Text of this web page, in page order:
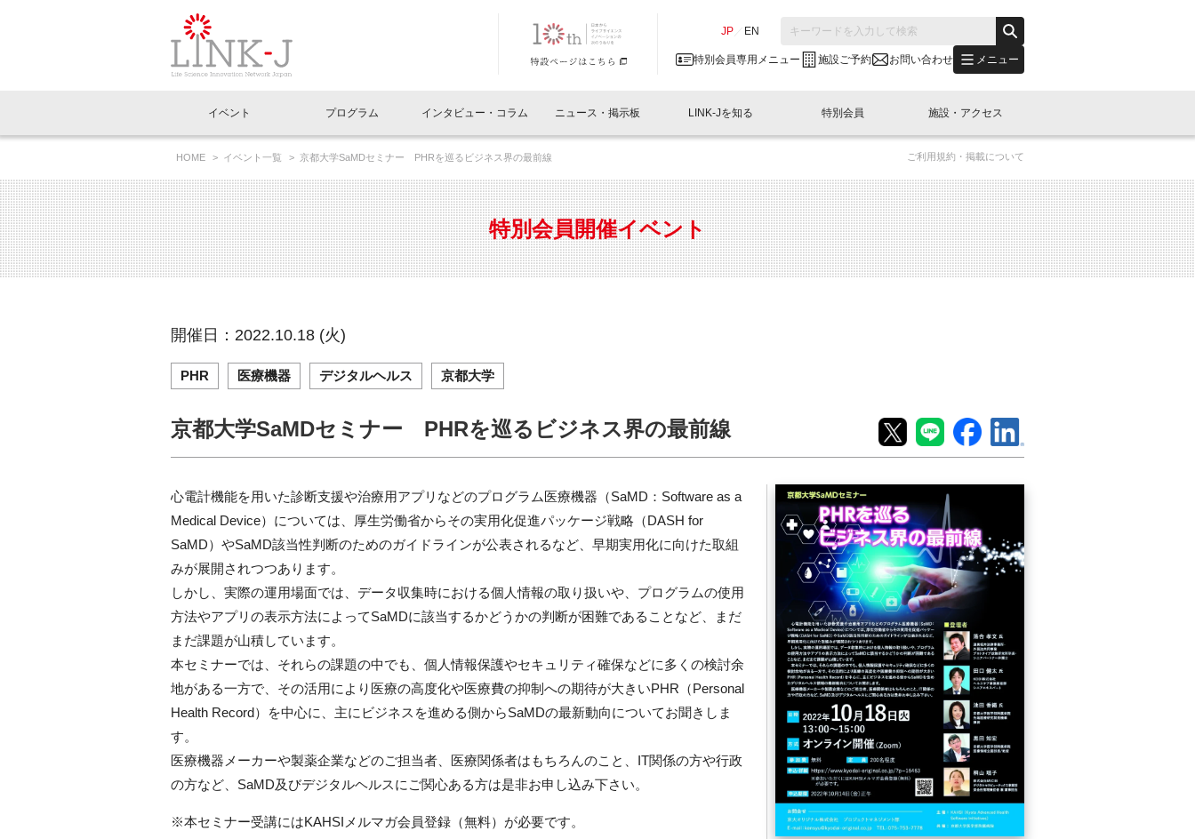
JP EN
特別会員専用メニュー 施設ご予約 お問い合わせ メニュー
イベントお知らせメール登録
閉じる
イベント
イベント一覧
LINK-J主催・共催 特別会員開催
LINK-J協賛・協力 出展・参加
イベントレポート一覧
LINK-J主催・共催 特別会員開催
LINK-J協賛・協力 出展・参加
プログラム
Out of Box相談室 What's "UNIKORN"？ What's "LINK-BioBAY TOKYO"？
インタビュー・コラム
インタビュー・コラム一覧
スペシャルインタビュー ベンチャーインタビュー 会報誌 (News Letter)
連載コラム サポーターコラム 日本橋コラム
ニュース・掲示板
ニュース一覧
トピック プレスリリース
メディア情報 海外関連
協賛・協力
人と情報の交流掲示板一覧
会員プレスリリース ニュース・事業紹介
募集 イベント
LINK-Jを知る
理事長挨拶 Why in Nihonbashi What’s LINK-J WEST
国内外連携 サポーター紹介 事業内容
組織概要 パンフレット GTB日本橋エリアについて
特別会員
特別会員一覧 特別会員について 入会申し込み
専用メニューはこちら
施設・アクセス
ラウンジ・会議室 オフィス・ラボ 施設ご予約
アクセス
HOME イベント一覧 京都大学SaMDセミナー PHRを巡るビジネス界の最前線 ご利用規約・掲載について
特別会員開催イベント
開催日：2022.10.18 (火)
PHR 医療機器 デジタルヘルス 京都大学
京都大学SaMDセミナー PHRを巡るビジネス界の最前線
心電計機能を用いた診断支援や治療用アプリなどのプログラム医療機器（SaMD：Software as a
Medical Device）については、厚生労働省からその実用化促進パッケージ戦略（DASH for
SaMD）やSaMD該当性判断のためのガイドラインが公表されるなど、早期実用化に向けた取組
みが展開されつつあります。
しかし、実際の運用場面では、データ収集時における個人情報の取り扱いや、プログラムの使用
方法やアプリの表示方法によってSaMDに該当するかどうかの判断が困難であることなど、まだ
まだ課題が山積しています。
本セミナーでは、それらの課題の中でも、個人情報保護やセキュリティ確保などに多くの検討余
地がある一方で、その活用により医療の高度化や医療費の抑制への期待が大きいPHR（Personal
Health Record）を中心に、主にビジネスを進める側からSaMDの最新動向についてお聞きしま
す。
医療機器メーカーや製薬企業などのご担当者、医療関係者はもちろんのこと、IT関係の方や行政
の方など、SaMD及びデジタルヘルスにご関心ある方は是非お申し込み下さい。
※本セミナー受講にはKAHSIメルマガ会員登録（無料）が必要です。